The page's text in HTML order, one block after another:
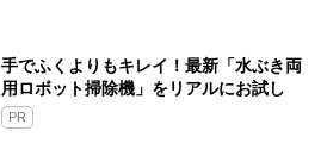
手でふくよりもキレイ！最新「水ぶき両
用ロボット掃除機」をリアルにお試し
PR